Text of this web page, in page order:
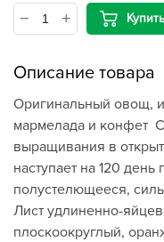
Купить
Описание товара
Оригинальный овощ,
мармелада и конфет
выращивания в
наступает на 120
полустелющееся,
Лист удлиненно-
плоскоокруглый,